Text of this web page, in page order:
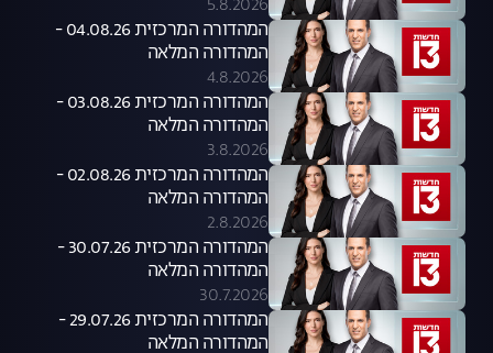
5.8.2026
המהדורה המרכזית 04.08.26 -
המהדורה המלאה
4.8.2026
המהדורה המרכזית 03.08.26 -
המהדורה המלאה
3.8.2026
המהדורה המרכזית 02.08.26 -
המהדורה המלאה
2.8.2026
המהדורה המרכזית 30.07.26 -
המהדורה המלאה
30.7.2026
המהדורה המרכזית 29.07.26 -
המהדורה המלאה